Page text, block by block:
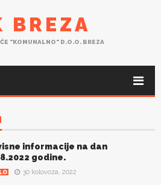
BREZA
"KOMUNALNO" D.O.O. BREZA
informacije na dan
godine.
30 kolovoza, 2022